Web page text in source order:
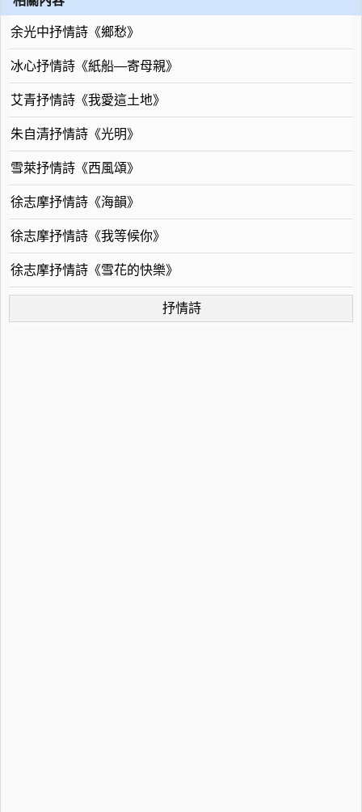
余光中抒情詩《鄉愁》
冰心抒情詩《紙船—寄母親》
艾青抒情詩《我愛這土地》
朱自清抒情詩《光明》
雪萊抒情詩《西風頌》
徐志摩抒情詩《海韻》
徐志摩抒情詩《我等候你》
徐志摩抒情詩《雪花的快樂》
抒情詩